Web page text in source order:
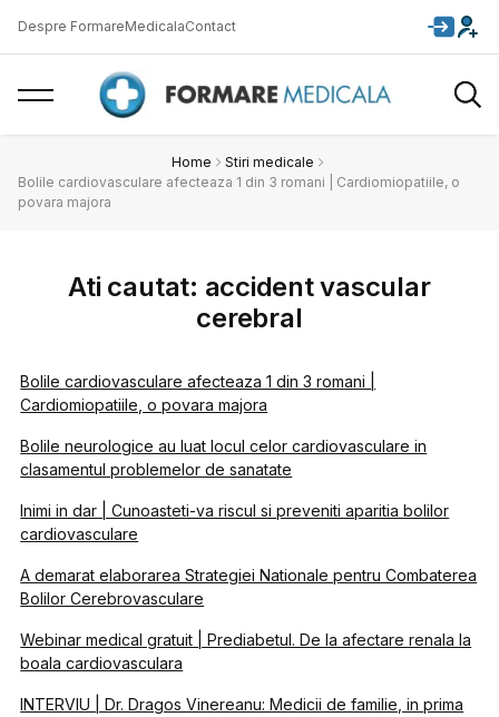
Despre FormareMedicalaContact
Home
Stiri medicale
Bolile cardiovasculare afecteaza 1 din 3 romani | Cardiomiopatiile, o
povara majora
Ati cautat: accident vascular
cerebral
Bolile cardiovasculare afecteaza 1 din 3 romani |
Cardiomiopatiile, o povara majora
Bolile neurologice au luat locul celor cardiovasculare in
clasamentul problemelor de sanatate
Inimi in dar | Cunoasteti-va riscul si preveniti aparitia bolilor
cardiovasculare
A demarat elaborarea Strategiei Nationale pentru Combaterea
Bolilor Cerebrovasculare
Webinar medical gratuit | Prediabetul. De la afectare renala la
boala cardiovasculara
INTERVIU | Dr. Dragos Vinereanu: Medicii de familie, in prima